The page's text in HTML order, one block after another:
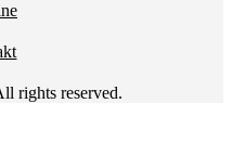
rights reserved.